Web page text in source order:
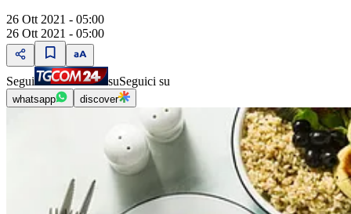
26 Ott 2021 - 05:00
26 Ott 2021 - 05:00
Segui suSeguici su
whatsapp discover